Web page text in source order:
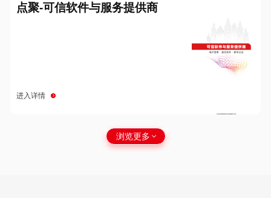
点聚-可信软件与服务提供商
进入详情
浏览更多